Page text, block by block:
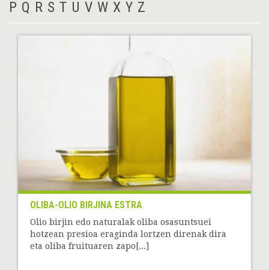
P Q R S T U V W X Y Z
OLIBA-OLIO BIRJINA ESTRA
Olio birjin edo naturalak oliba osasuntsuei
hotzean presioa eraginda lortzen direnak dira
eta oliba fruituaren zapo[...]